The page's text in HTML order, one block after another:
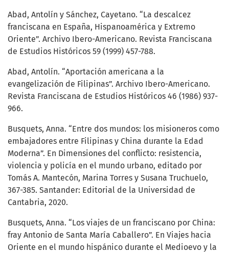
Abad, Antolín y Sánchez, Cayetano. “La descalcez
franciscana en España, Hispanoamérica y Extremo
Oriente”. Archivo Ibero-Americano. Revista Franciscana
de Estudios Históricos 59 (1999) 457-788.
Abad, Antolín. “Aportación americana a la
evangelización de Filipinas”. Archivo Ibero-Americano.
Revista Franciscana de Estudios Históricos 46 (1986) 937-
966.
Busquets, Anna. “Entre dos mundos: los misioneros como
embajadores entre Filipinas y China durante la Edad
Moderna”. En Dimensiones del conflicto: resistencia,
violencia y policía en el mundo urbano, editado por
Tomás A. Mantecón, Marina Torres y Susana Truchuelo,
367-385. Santander: Editorial de la Universidad de
Cantabria, 2020.
Busquets, Anna. “Los viajes de un franciscano por China:
fray Antonio de Santa María Caballero”. En Viajes hacia
Oriente en el mundo hispánico durante el Medioevo y la